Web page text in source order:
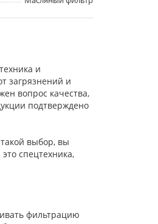
и
загрязнений и
вопрос качества,
подтверждено
выбор, вы
спецтехника,
фильтрацию